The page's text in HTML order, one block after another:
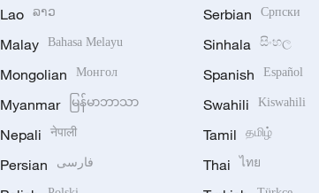
Lao ລາວ
Malay Bahasa Melayu
Mongolian Монгол
Myanmar မြန်မာဘာသာ
Nepali नेपाली
Persian فارسی
Serbian Српски
Sinhala සිංහල
Spanish Español
Swahili Kiswahili
Tamil தமிழ்
Thai ไทย